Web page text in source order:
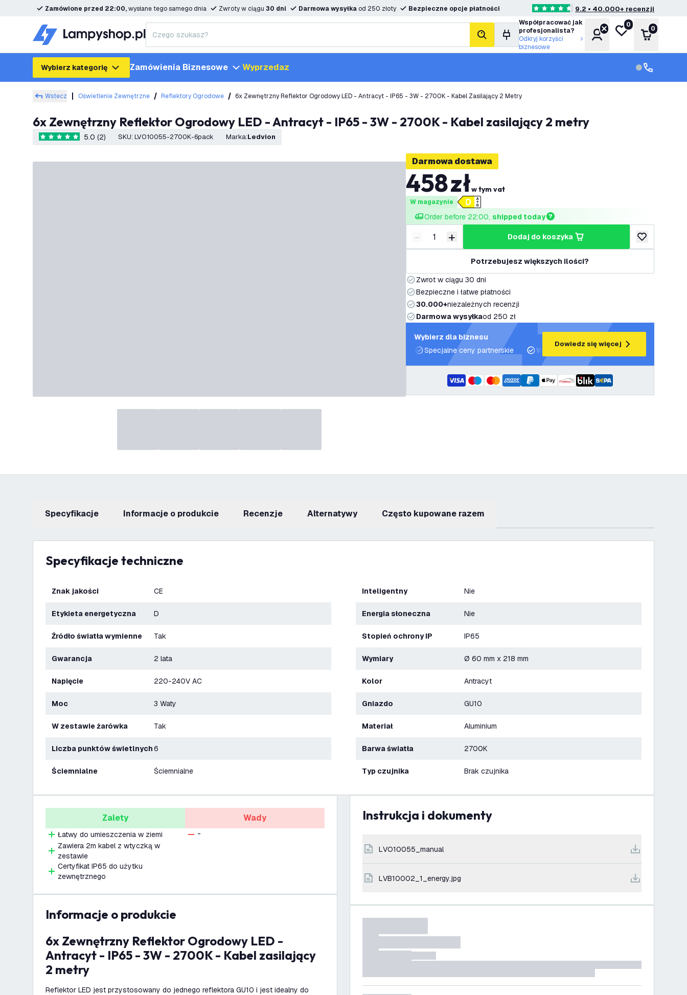
Zamówione przed 22:00,wysłane tego samego dnia Zwroty w ciągu 30 dni Darmowa wysyłka od 250 złoty Bezpieczne opcje płatności 4.6 Gwiazdki oceny9.2 • 40.000+ recenzji
Szukaj
Współpracować jak
profesjonalista?
Odkryj korzyści
biznesowe
KontoMoja lista życzeń
0
Koszyk
0
Wybierz kategorię Zamówienia Biznesowe Wyprzedaz Obsługa
Obsługa
Wstecz Oświetlenie Zewnętrzne Reflektory Ogrodowe 6x Zewnętrzny Reflektor Ogrodowy LED - Antracyt - IP65 - 3W - 2700K - Kabel Zasilający 2 Metry
6x Zewnętrzny Reflektor Ogrodowy LED - Antracyt - IP65 - 3W - 2700K - Kabel zasilający 2 metry
5 Gwiazdki oceny
5.0 (2) SKU: LVO10055-2700K-6pack Marka: Ledvion
Darmowa dostawa
458złw tym vat
W magazynie
Order before 22:00, shipped today
Zmniejsz ilość
- Zwiększ ilość
+ dodaj do koszyka
dodaj do listy
Potrzebujesz większych ilości?
Zwrot w ciągu 30 dni
Bezpieczne i łatwe płatności
30.000+niezależnych recenzji
Darmowa wysyłkaod 250 zł
Wybierz dla biznesu
Specjalne ceny partnerskie
Wsparcie projektowe i plany oświetleniowe
Dowiedz się więcej
Specyfikacje informacje o produkcie recenzje Alternatywy Często kupowane razem
Specyfikacje techniczne
Znak jakości CE
Etykieta energetyczna D
Źródło światła wymienne Tak
Gwarancja 2 lata
Napięcie 220-240V AC
Moc 3 Waty
W zestawie żarówka Tak
Liczba punktów świetlnych6
Ściemnialne Ściemnialne
Inteligentny Nie
energia słoneczna Nie
Stopień ochrony IP IP65
Wymiary Ø 60 mm x 218 mm
Kolor Antracyt
Gniazdo GU10
Materiał Aluminium
Barwa światła 2700K
Typ czujnika Brak czujnika
Zalety
Łatwy do umieszczenia w ziemi
Zawiera 2m kabel z wtyczką w
zestawie
Certyfikat IP65 do użytku
zewnętrznego
Wady
-
informacje o produkcie
6x Zewnętrzny Reflektor Ogrodowy LED -
Antracyt - IP65 - 3W - 2700K - Kabel zasilający
2 metry
Reflektor LED jest przystosowany do jednego reflektora GU10 i jest idealny do
Instrukcja i dokumenty
LVO10055_manual
LVB10002_1_energy.jpg